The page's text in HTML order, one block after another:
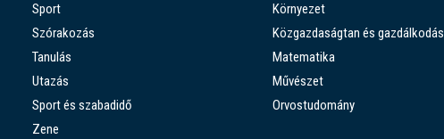
Sport
Szórakozás
Tanulás
Utazás
Sport és szabadidő
Zene
Környezet
Közgazdaságtan és gazdálkodás
Matematika
Művészet
Orvostudomány